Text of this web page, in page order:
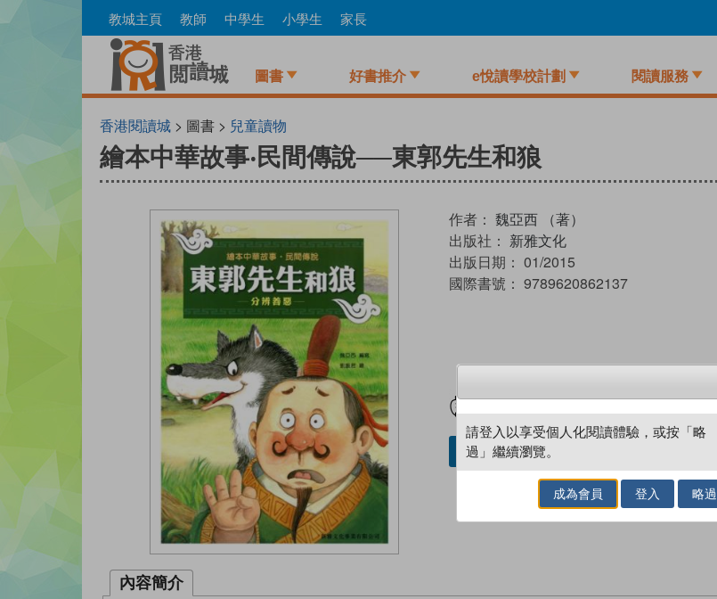
to
教城主頁 教師 中學生 小學生 家長
圖書 好書推介 e悅讀學校計劃 閱讀服務
香港閱讀城> 圖書 > 兒童讀物
繪本中華故事‧民間傳說──東郭先生和狼
作者： 魏亞西 （著）
出版社： 新雅文化
出版日期： 01/2015
國際書號： 9789620862137
借閱實體書
內容簡介
請登入以享受個人化閱讀體驗，或按「略
過」繼續瀏覽。
成為會員 登入 略過